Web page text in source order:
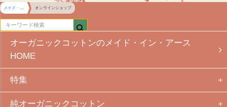
メイド・イン・アース HOME オンラインショップ
オーガニックコットンのメイド・イン・アース
HOME
特集
純オーガニックコットン